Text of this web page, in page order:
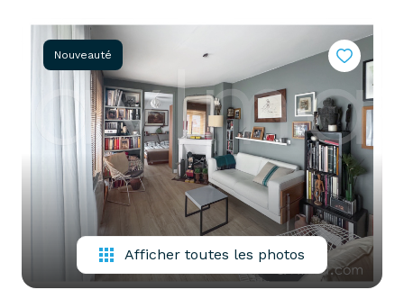
confiez-
nous
votre
recherche
biens
pro
locative
votre
recherche
Nouveauté
Afficher toutes les photos